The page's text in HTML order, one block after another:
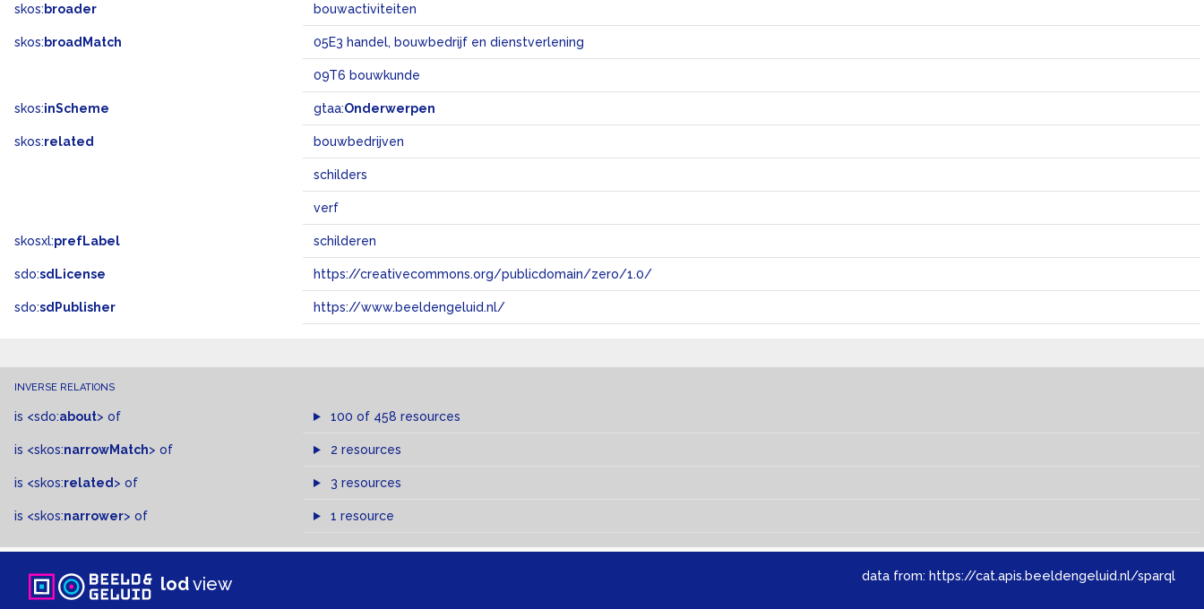
skos: broader bouwactiviteiten
skos: broadMatch 05E3 handel, bouwbedrijf en dienstverlening
09T6 bouwkunde
skos:inScheme gtaa:Onderwerpen
skos:related bouwbedrijven
schilders
verf
skosxl:prefLabel schilderen
sdo:sdLicense https://creativecommons.org/publicdomain/zero/1.0/
sdo:sdPublisher https://www.beeldengeluid.nl/
INVERSE RELATIONS
is <sdo:about> of 100 of 458 resources
is <skos:narrowMatch> of 2 resources
is <skos:related > of 3 resources
is <skos:narrower> of 1 resource
lodview data from: https://cat.apis.beeldengeluid.nl/sparql